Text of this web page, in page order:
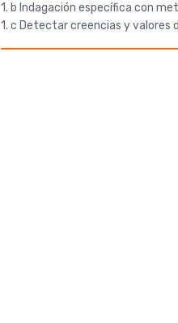
1. b Indagación específica con
1. c Detectar creencias y valores